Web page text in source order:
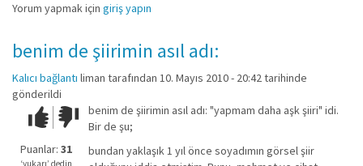
Yorum yapmak için giriş yapın
benim de şiirimin asıl adı:
Kalıcı bağlantı liman tarafından 10. Mayıs 2010 - 20:42 tarihinde
gönderildi
Çok iyi!O
kadar
iyi
değil!
Puanlar: 31
‘yukarı’ dedin
benim de şiirimin asıl adı: "yapmam daha aşk şiiri" idi.
Bir de şu;
bundan yaklaşık 1 yıl önce soyadımın görsel şiir